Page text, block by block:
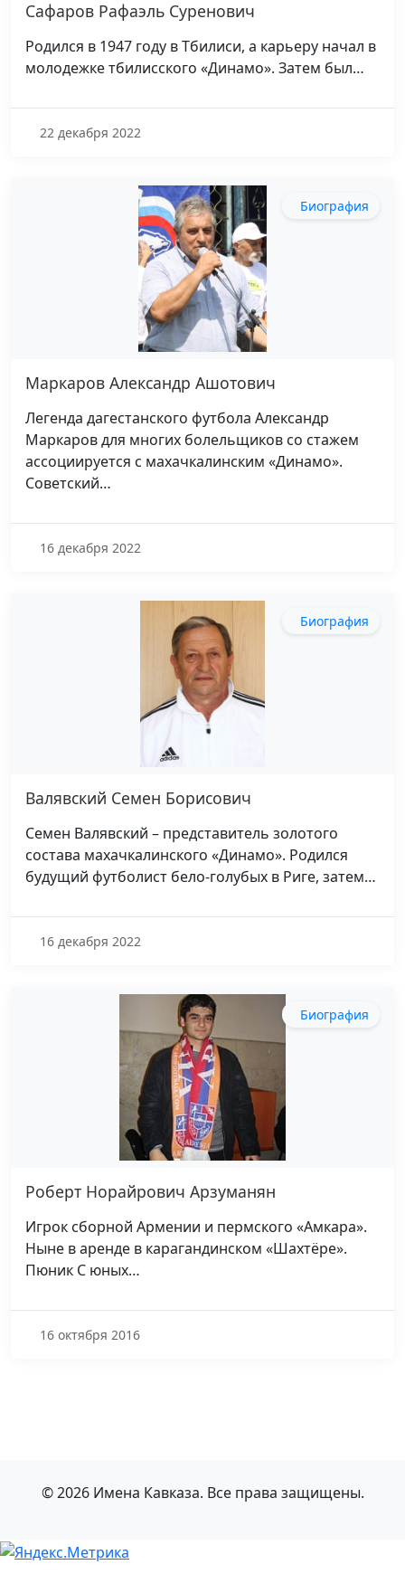
Сафаров Рафаэль Суренович
Родился в 1947 году в Тбилиси, а карьеру начал в
молодежке тбилисского «Динамо». Затем был…
22 декабря 2022
Биография
Маркаров Александр Ашотович
Легенда дагестанского футбола Александр
Маркаров для многих болельщиков со стажем
ассоциируется с махачкалинским «Динамо».
Советский…
16 декабря 2022
Биография
Валявский Семен Борисович
Семен Валявский – представитель золотого
состава махачкалинского «Динамо». Родился
будущий футболист бело-голубых в Риге, затем…
16 декабря 2022
Биография
Роберт Норайрович Арзуманян
Игрок сборной Армении и пермского «Амкара».
Ныне в аренде в карагандинском «Шахтёре».
Пюник С юных…
16 октября 2016
© 2026 Имена Кавказа. Все права защищены.